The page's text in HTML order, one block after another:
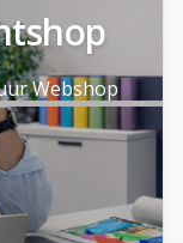
Webshop